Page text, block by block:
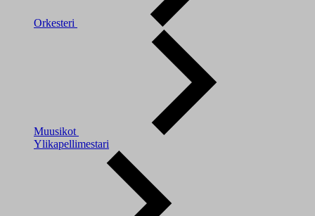
Orkesteri
Muusikot
Ylikapellimestari